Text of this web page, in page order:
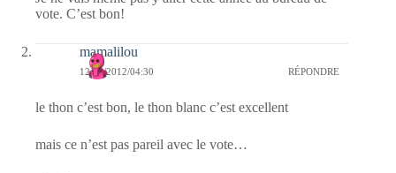
vote. C’est bon!
mamalilou
12/02/2012/04:30 RÉPONDRE
le thon c’est bon, le thon blanc c’est excellent
mais ce n’est pas pareil avec le vote…